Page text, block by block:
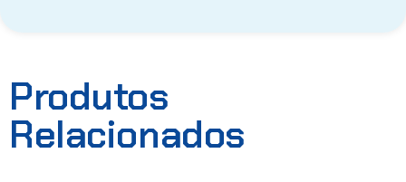
Produtos
Relacionados